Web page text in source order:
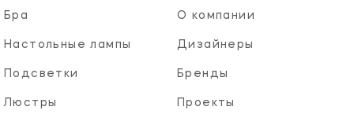
Бра
Настольные лампы
Подсветки
Люстры
О компании
Дизайнеры
Бренды
Проекты